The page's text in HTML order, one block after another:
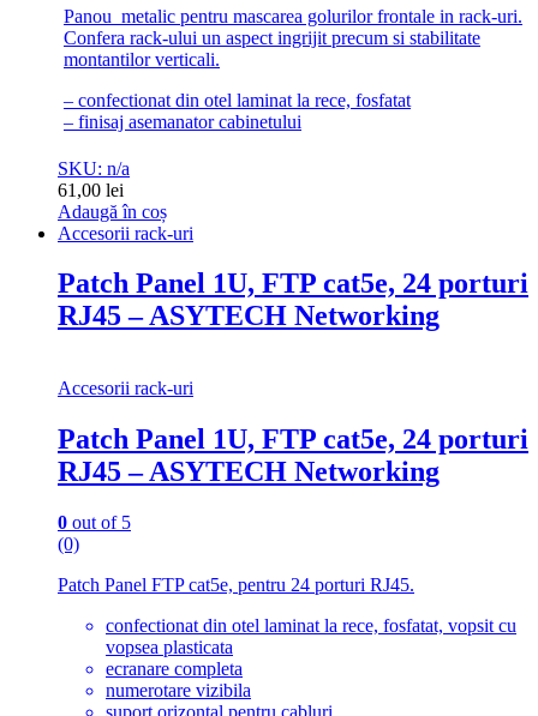
Panou metalic pentru mascarea golurilor frontale in rack-uri.
Confera rack-ului un aspect ingrijit precum si stabilitate
montantilor verticali.
– confectionat din otel laminat la rece, fosfatat
– finisaj asemanator cabinetului
SKU: n/a
61,00 lei
Adaugă în coș
Accesorii rack-uri
Patch Panel 1U, FTP cat5e, 24 porturi
RJ45 – ASYTECH Networking
Accesorii rack-uri
Patch Panel 1U, FTP cat5e, 24 porturi
RJ45 – ASYTECH Networking
0 out of 5
(0)
Patch Panel FTP cat5e, pentru 24 porturi RJ45.
confectionat din otel laminat la rece, fosfatat, vopsit cu
vopsea plasticata
ecranare completa
numerotare vizibila